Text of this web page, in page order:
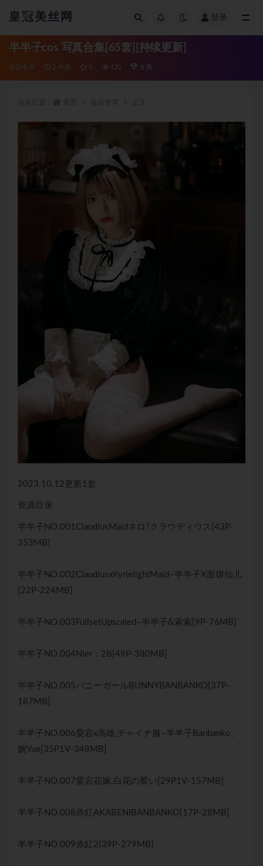
皇冠美丝网 登录
半半子cos 写真合集[65套][持续更新]
会员专享 2 年前 0 120 专属
2023.10.12更新1套
资源目录
半半子NO.001ClaudiusMaidネロ?クラウディウス[43P-
353MB]
半半子NO.002ClaudiusxKyrielightMaid–半半子X面饼仙儿
[22P-224MB]
半半子NO.003FullsetUpscaled–半半子&索索[9P-76MB]
半半子NO.004Nier：2B[49P-380MB]
半半子NO.005バニーガールBUNNYBANBANKO[37P-
187MB]
半半子NO.006愛宕x高雄,チャイナ服–半半子Banbanko、
婉Yue[35P1V-348MB]
半半子NO.007愛宕花嫁.白花の誓い[29P1V-157MB]
半半子NO.008赤紅AKABENIBANBANKO[17P-28MB]
半半子NO.009赤紅2[39P-279MB]